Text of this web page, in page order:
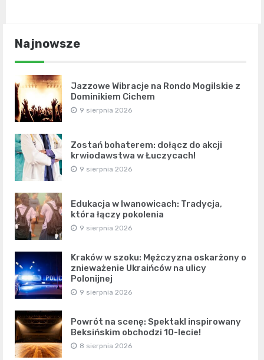
Najnowsze
Jazzowe Wibracje na Rondo Mogilskie z
Dominikiem Cichem
9 sierpnia 2026
Zostań bohaterem: dołącz do akcji
krwiodawstwa w Łuczycach!
9 sierpnia 2026
Edukacja w Iwanowicach: Tradycja,
która łączy pokolenia
9 sierpnia 2026
Kraków w szoku: Mężczyzna oskarżony o
znieważenie Ukraińców na ulicy
Polonijnej
9 sierpnia 2026
Powrót na scenę: Spektakl inspirowany
Beksińskim obchodzi 10-lecie!
8 sierpnia 2026